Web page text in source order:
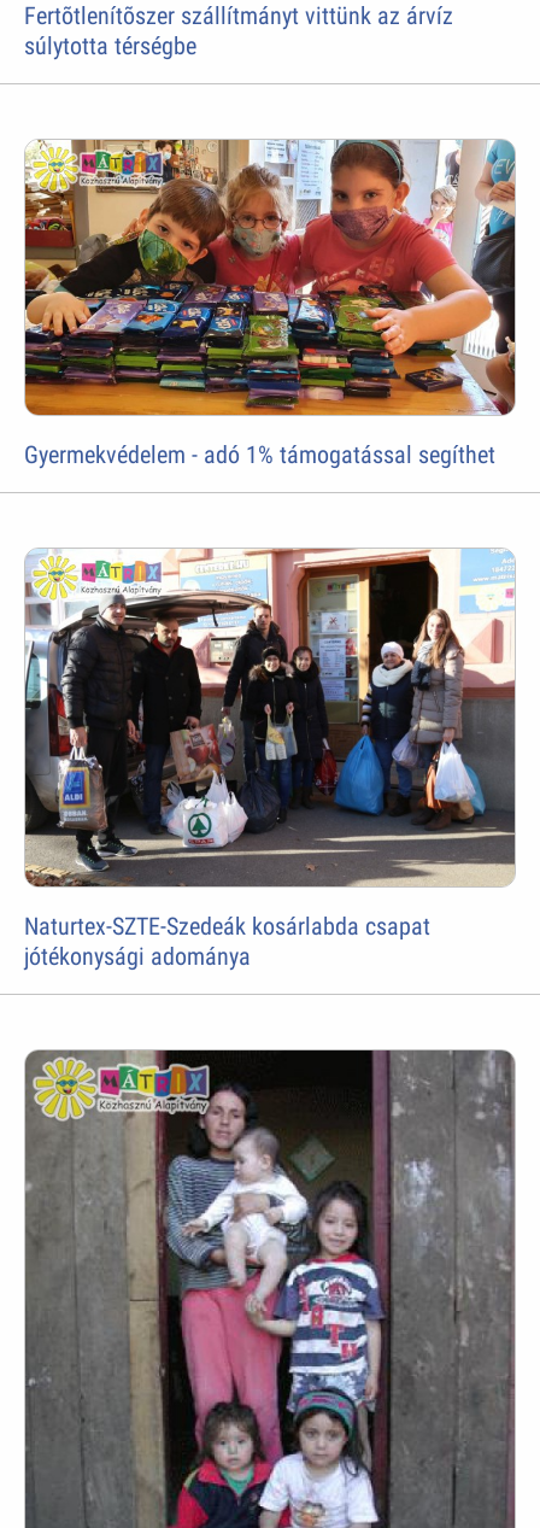
Fertõtlenítõszer szállítmányt vittünk az árvíz
súlytotta térségbe
Gyermekvédelem - adó 1% támogatással segíthet
Naturtex-SZTE-Szedeák kosárlabda csapat
jótékonysági adománya